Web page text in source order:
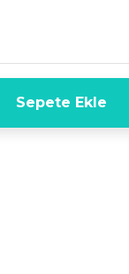
Sepete Ekle